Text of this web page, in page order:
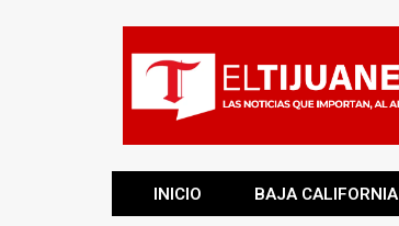
INICIO BAJA CALIFORNIA